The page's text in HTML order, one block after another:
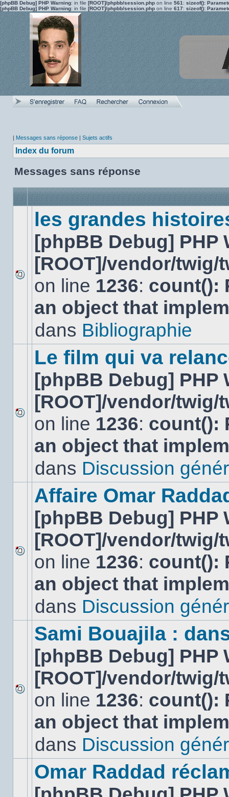
[phpBB Debug] PHP Warning: in file [ROOT]/phpbb/session.php on line 561 : sizeof():
[phpBB Debug] PHP Warning: in file [ROOT]/phpbb/session.php on line 617: sizeof():
| Messages sans réponse | Sujets actifs
Index du forum
Messages sans réponse
Aucun
nouveau
message
non-
dans
les grandes
[phpBB Debug] PHP
[ROOT]/vendor/
on line 1236: count():
an object that
dans Bibliographie
Aucun
nouveau
message
non-
dans
Le film qui va
[phpBB Debug] PHP
[ROOT]/vendor/
on line 1236: count():
an object that
dans Discussion
Aucun
nouveau
message
non-
dans
Affaire Omar
[phpBB Debug] PHP
[ROOT]/vendor/
on line 1236: count():
an object that
dans Discussion
Aucun
nouveau
message
non-
dans
Sami Bouajila :
[phpBB Debug] PHP
[ROOT]/vendor/
on line 1236: count():
an object that
dans Discussion
Omar Raddad